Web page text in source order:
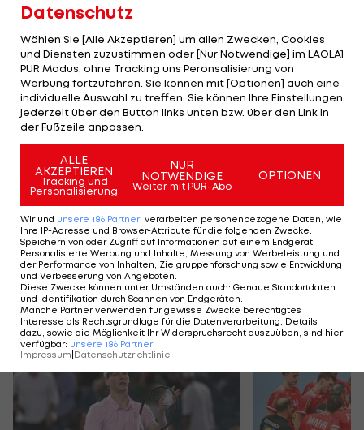
nach dem Seitenwechsel noch einmal zu einem
echten Krimi, den die Wiener mit Nervenstärke
und Einsatz für sich entschieden.
Die 30 bestbezahlten Spieler der NBA
SLIDESHOW
Mehr zum Thema
Datenschutz
Wählen Sie [Alle Akzeptieren] um allen Zwecken, Cookies
und Diensten zuzustimmen oder [Nur Notwendige] im LAOLA1
PUR Modus, ohne Tracking uns Peronsalisierung von
Werbung fortzufahren. Sie können mit [Optionen] auch eine
individuelle Auswahl zu treffen. Sie können Ihre Einstellungen
jederzeit über den Button links unten bzw. über den Link in
der Fußzeile anpassen.
ALLE
AKZEPTIEREN
Tracking und
Personalisierung
NUR
NOTWENDIGE
Weiter mit PUR-Abo
OPTIONEN
Wir und unsere 186 Partner verarbeiten personenbezogene Daten, wie
Ihre IP-Adresse und Browser-Attribute für die folgenden Zwecke:
Speichern von oder Zugriff auf Informationen auf einem Endgerät;
Personalisierte Werbung und Inhalte, Messung von Werbeleistung und
der Performance von Inhalten, Zielgruppenforschung sowie Entwicklung
und Verbesserung von Angeboten
Diese Zwecke können unter Umständen auch: Genaue Standortdaten
und Identifikation durch Scannen von Endgeräten
Manche Partner verwenden für gewisse Zwecke berechtigtes
Interesse als Rechtsgrundlage für die Datenverarbeitung. Details
dazu, sowie die Möglichkeit Ihr Widerspruchsrecht auszuüben, sind hier
verfügbar: unsere 186 Partner
Impressum|Datenschutzrichtlinie